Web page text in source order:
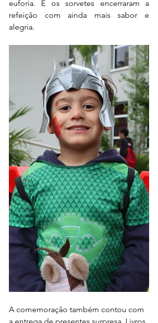
euforia. E os sorvetes encerraram a
refeição com ainda mais sabor e
alegria.
A comemoração também contou com